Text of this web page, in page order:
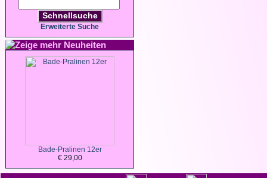
Schnellsuche
Erweiterte Suche
Neuheiten
Bade-Pralinen 12er
€ 29,00